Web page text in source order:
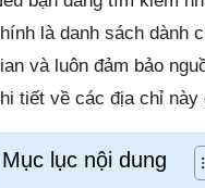
là danh sách dành
và luôn đảm bảo
tiết về các địa chỉ này
Mục lục nội dung